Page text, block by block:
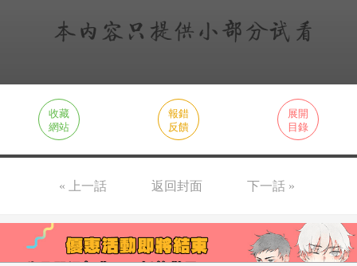
收藏
網站
報錯
反饋
展開
目錄
« 上一話 返回封面 下一話 »